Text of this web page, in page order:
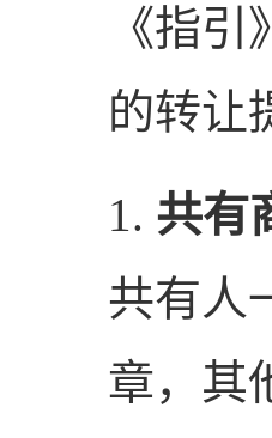
《指
的转让
1. 共有
共有人
章，其